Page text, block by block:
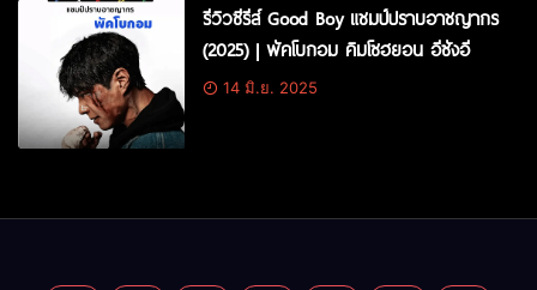
รีวิวซีรีส์ Good Boy แชมป์ปราบอาชญากร
(2025) | พัคโบกอม คิมโซฮยอน อีซังอี
14 มิ.ย. 2025